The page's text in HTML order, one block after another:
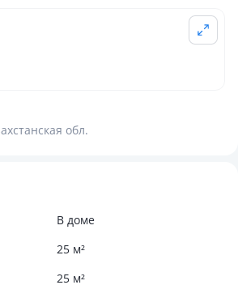
обл.
В доме
25 м²
25 м²